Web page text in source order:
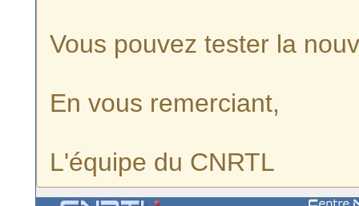
Vous pouvez tester la
En vous remerciant,
L'équipe du CNRTL